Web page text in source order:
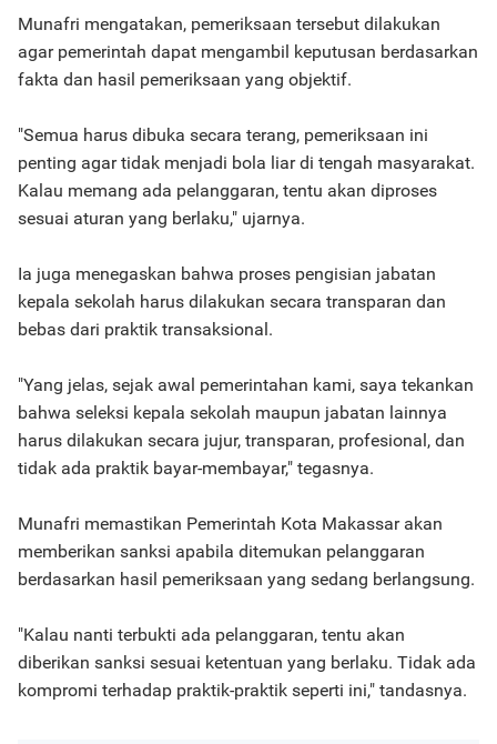
Munafri mengatakan, pemeriksaan tersebut dilakukan
agar pemerintah dapat mengambil keputusan berdasarkan
fakta dan hasil pemeriksaan yang objektif.
"Semua harus dibuka secara terang, pemeriksaan ini
penting agar tidak menjadi bola liar di tengah masyarakat.
Kalau memang ada pelanggaran, tentu akan diproses
sesuai aturan yang berlaku," ujarnya.
Ia juga menegaskan bahwa proses pengisian jabatan
kepala sekolah harus dilakukan secara transparan dan
bebas dari praktik transaksional.
"Yang jelas, sejak awal pemerintahan kami, saya tekankan
bahwa seleksi kepala sekolah maupun jabatan lainnya
harus dilakukan secara jujur, transparan, profesional, dan
tidak ada praktik bayar-membayar," tegasnya.
Munafri memastikan Pemerintah Kota Makassar akan
memberikan sanksi apabila ditemukan pelanggaran
berdasarkan hasil pemeriksaan yang sedang berlangsung.
"Kalau nanti terbukti ada pelanggaran, tentu akan
diberikan sanksi sesuai ketentuan yang berlaku. Tidak ada
kompromi terhadap praktik-praktik seperti ini," tandasnya.